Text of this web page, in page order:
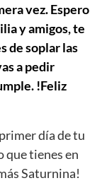
vez. Espero
y amigos, te
de soplar las
a pedir
!Feliz
día de tu
que tienes en
Saturnina!